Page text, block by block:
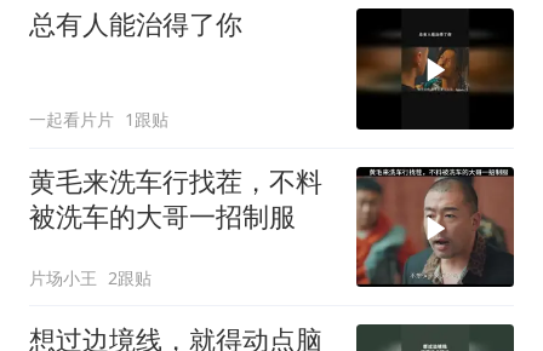
总有人能治得了你
一起看片片 1跟贴
黄毛来洗车行找茬，不料
被洗车的大哥一招制服
片场小王 2跟贴
想过边境线，就得动点脑